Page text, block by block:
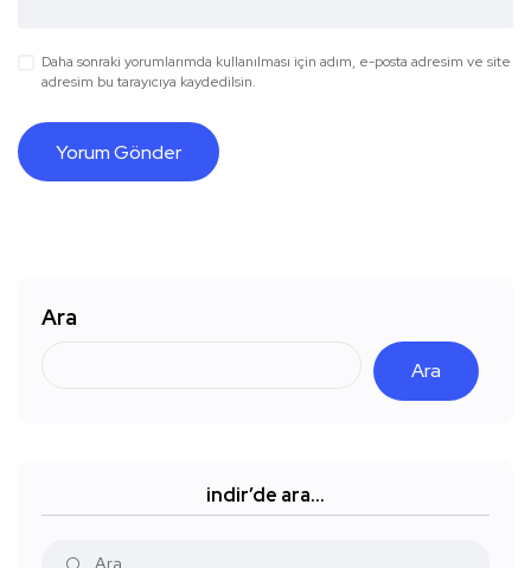
Daha sonraki yorumlarımda kullanılması için adım, e-posta adresim ve site
adresim bu tarayıcıya kaydedilsin.
Ara
Ara
indir’de ara…